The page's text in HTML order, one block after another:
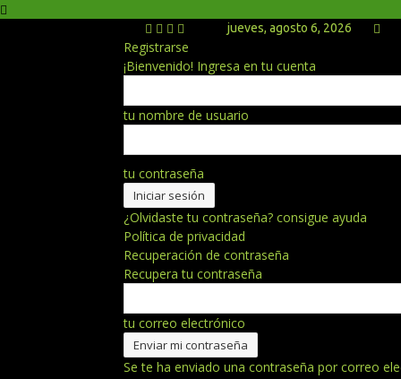
jueves, agosto 6, 2026
Registrarse
¡Bienvenido! Ingresa en tu cuenta
tu nombre de usuario
tu contraseña
¿Olvidaste tu contraseña? consigue ayuda
Política de privacidad
Recuperación de contraseña
Recupera tu contraseña
tu correo electrónico
Se te ha enviado una contraseña por correo